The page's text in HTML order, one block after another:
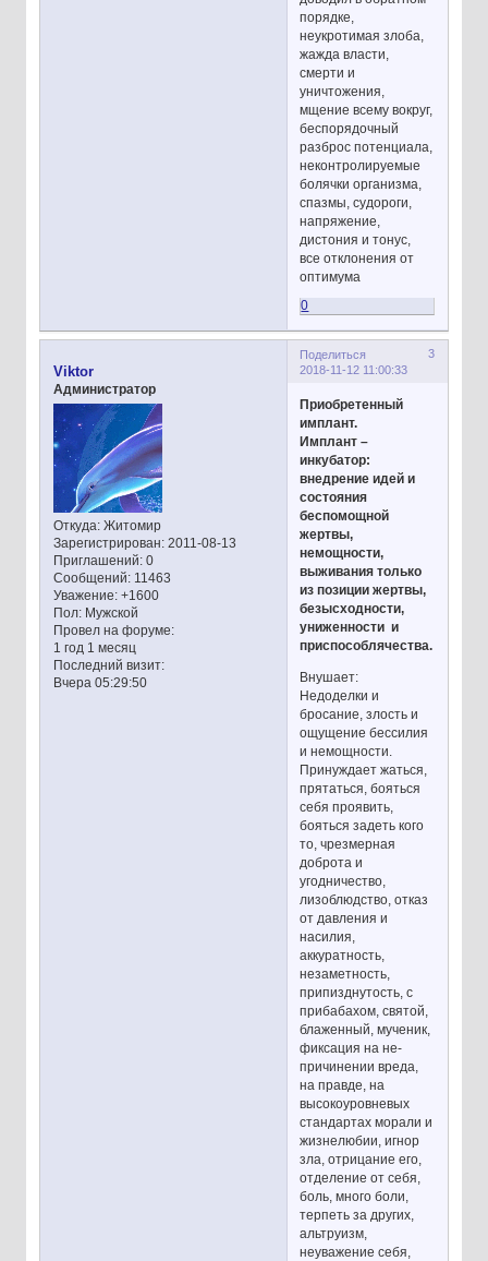
порядке,
неукротимая злоба,
жажда власти,
смерти и
уничтожения,
мщение всему вокруг,
беспорядочный
разброс потенциала,
неконтролируемые
болячки организма,
спазмы, судороги,
напряжение,
дистония и тонус,
все отклонения от
оптимума
0
Поделиться
3
2018-11-12 11:00:33
Viktor
Администратор
Откуда:Житомир
Зарегистрирован: 2011-08-13
Приглашений:0
Сообщений:11463
Уважение: +1600
Пол:Мужской
Провел на форуме:
1 год 1 месяц
Последний визит:
Вчера 05:29:50
Приобретенный
имплант.
Имплант –
инкубатор:
внедрение идей и
состояния
беспомощной
жертвы,
немощности,
выживания только
из позиции жертвы,
безысходности,
униженности и
приспособлячества.
Внушает:
Недоделки и
бросание, злость и
ощущение бессилия
и немощности.
Принуждает жаться,
прятаться, бояться
себя проявить,
бояться задеть кого
то, чрезмерная
доброта и
угодничество,
лизоблюдство, отказ
от давления и
насилия,
аккуратность,
незаметность,
припизднутость, с
прибабахом, святой,
блаженный, мученик,
фиксация на не-
причинении вреда,
на правде, на
высокоуровневых
стандартах морали и
жизнелюбии, игнор
зла, отрицание его,
отделение от себя,
боль, много боли,
терпеть за других,
альтруизм,
неуважение себя,